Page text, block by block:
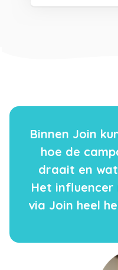
Binnen Join
hoe de
draait en
Het
via Join heel